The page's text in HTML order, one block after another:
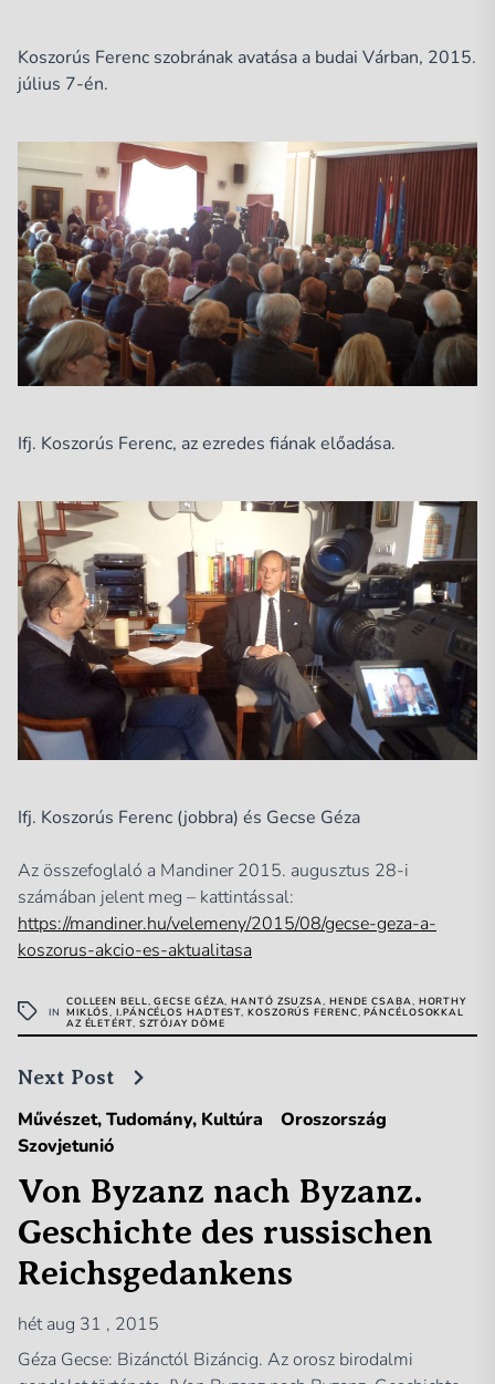
Koszorús Ferenc szobrának avatása a budai Várban, 2015.
július 7-én.
Ifj. Koszorús Ferenc, az ezredes fiának előadása.
Ifj. Koszorús Ferenc (jobbra) és Gecse Géza
Az összefoglaló a Mandiner 2015. augusztus 28-i
számában jelent meg – kattintással:
https://mandiner.hu/velemeny/2015/08/gecse-geza-a-
koszorus-akcio-es-aktualitasa
IN
COLLEEN BELL,GECSE GÉZA,HANTÓ ZSUZSA, HENDE CSABA, HORTHY
MIKLÓS,I.PÁNCÉLOS HADTEST,KOSZORÚS FERENC,PÁNCÉLOSOKKAL
AZ ÉLETÉRT, SZTÓJAY DÖME
Next Post
Művészet, Tudomány, Kultúra
Oroszország
Szovjetunió
Von Byzanz nach Byzanz.
Geschichte des russischen
Reichsgedankens
hét aug 31 , 2015
Géza Gecse: Bizánctól Bizáncig. Az orosz birodalmi